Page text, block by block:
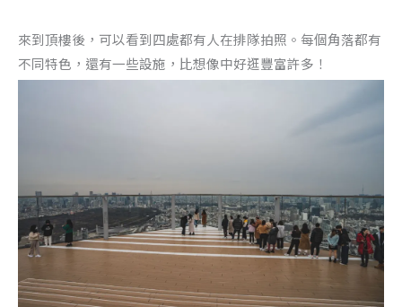
來到頂樓後，可以看到四處都有人在排隊拍照。每個角落都有
不同特色，還有一些設施，比想像中好逛豐富許多！